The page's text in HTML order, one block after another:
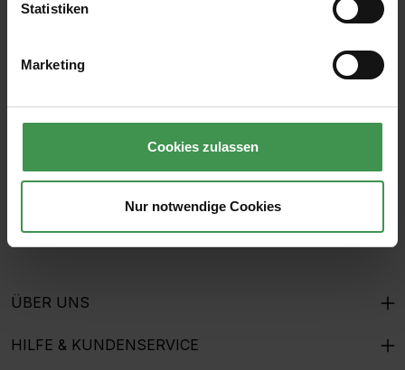
Statistiken
Marketing
Cookies zulassen
Nur notwendige Cookies
E-Mail-Adresse*
Ich habe dieDatenschutzbestimmungenzur Kenntnis
einverstanden.
ÜBER UNS
HILFE & KUNDENSERVICE